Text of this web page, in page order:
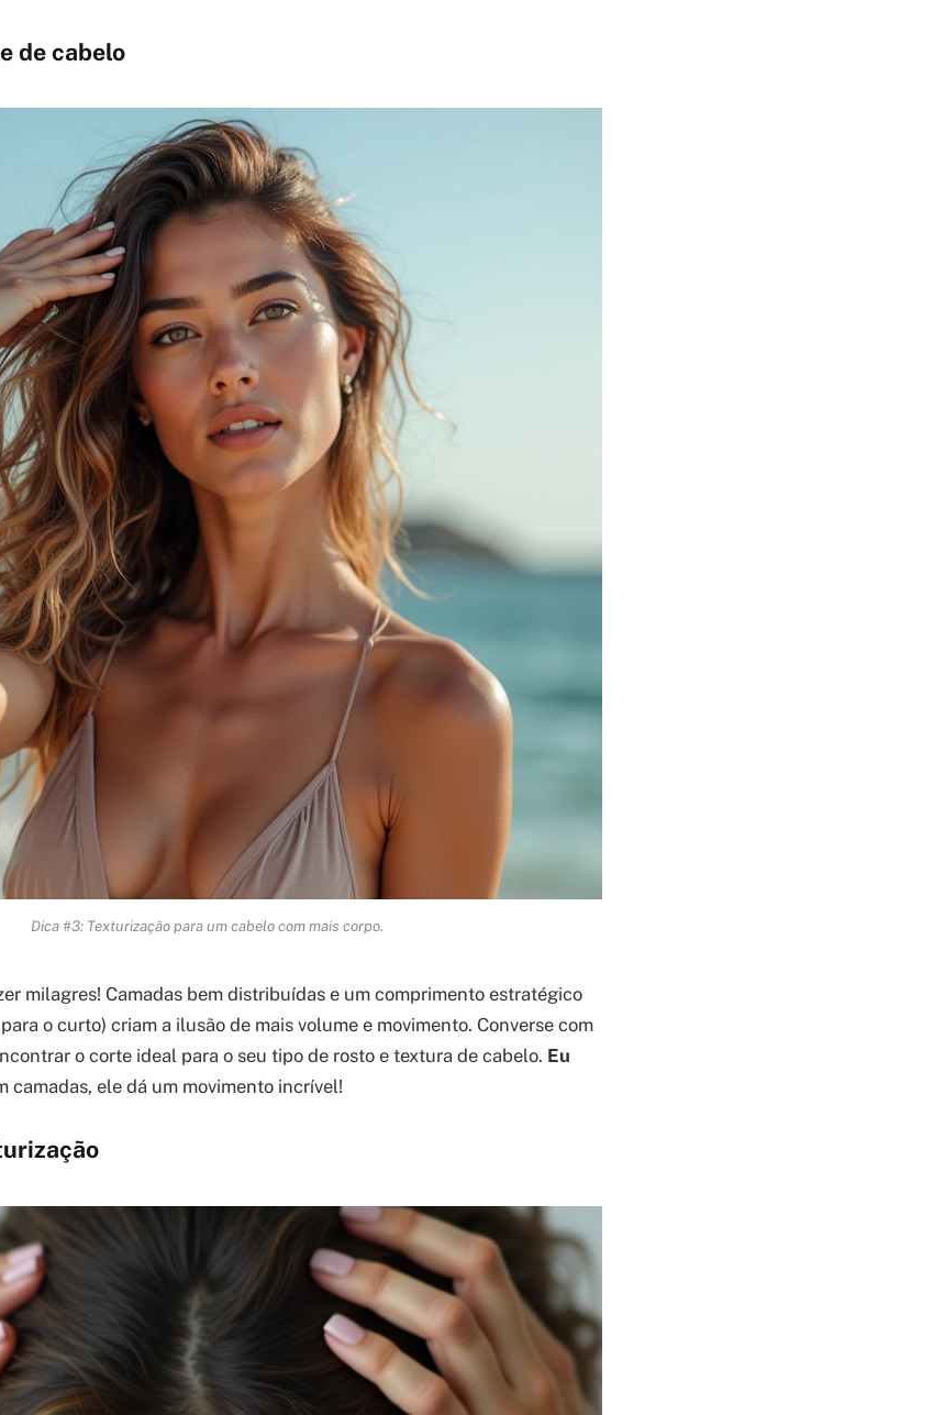
de cabelo
Dica #3: Texturização para um cabelo com mais corpo.
milagres! Camadas bem distribuídas e um comprimento estratégico
o curto) criam a ilusão de mais volume e movimento. Converse com
o corte ideal para o seu tipo de rosto e textura de cabelo. Eu
camadas, ele dá um movimento incrível!